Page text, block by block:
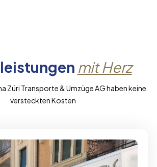
mit Herz
Züri Transporte & Umzüge AG haben keine
versteckten Kosten